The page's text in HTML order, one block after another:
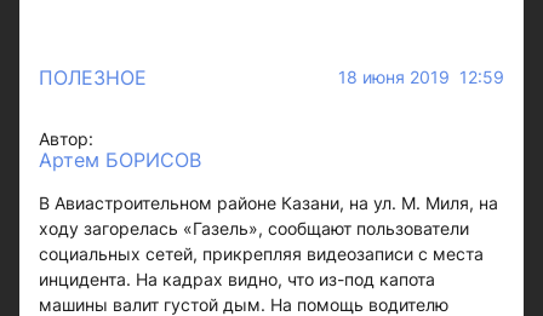
ПОЛЕЗНОЕ 18 июня 2019 12:59
Автор:
Артем БОРИСОВ
В Авиастроительном районе Казани, на ул. М. Миля, на
ходу загорелась «Газель», сообщают пользователи
социальных сетей, прикрепляя видеозаписи с места
инцидента. На кадрах видно, что из-под капота
машины валит густой дым. На помощь водителю